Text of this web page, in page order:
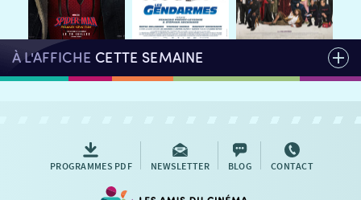
À L'AFFICHE CETTE SEMAINE
PROGRAMMES PDF NEWSLETTER BLOG CONTACT